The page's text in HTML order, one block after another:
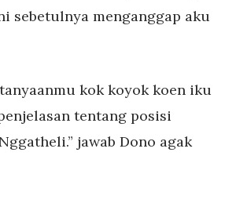
sebetulnya menganggap aku
kok koyok koen iku
tentang posisi
jawab Dono agak